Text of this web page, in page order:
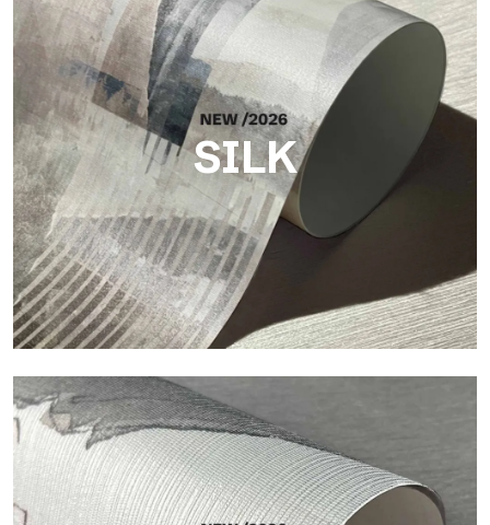
SILK
Silk
Helle und elegante Oberfläche mit feiner vertikaler Struktur,
die das Licht reflektiert und der Fläche Tiefe verleiht.